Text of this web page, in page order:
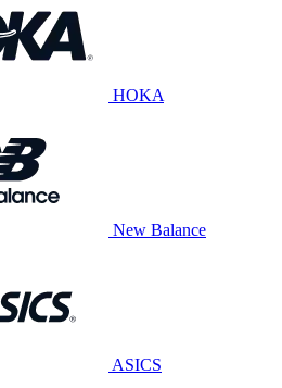
HOKA
New Balance
ASICS